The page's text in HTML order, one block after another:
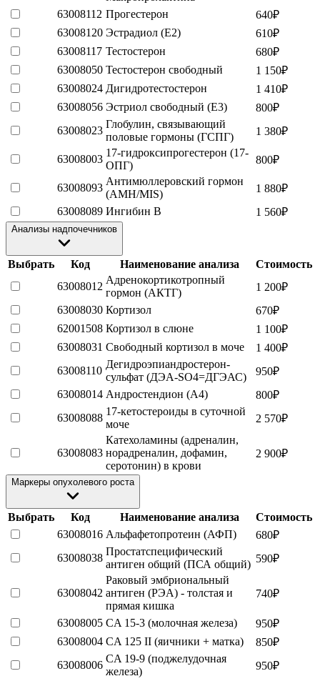
63008112 Прогестерон 640₽
63008120 Эстрадиол (E2) 610₽
63008117 Тестостерон 680₽
63008050 Тестостерон свободный 1 150₽
63008024 Дигидротестостерон 1 410₽
63008056 Эстриол свободный (Е3) 800₽
63008023
Глобулин, связывающий
половые гормоны (ГСПГ)
1 380₽
63008003
17-гидроксипрогестерон (17-
ОПГ)
800₽
63008093
Антимюллеровский гормон
(AMH/MIS)
1 880₽
63008089 Ингибин В 1 560₽
Анализы надпочечников
Выбрать Код Наименование анализа
Стоимость
63008012
Адренокортикотропный
гормон (АКТГ)
1 200₽
63008030 Кортизол 670₽
62001508 Кортизол в слюне 1 100₽
63008031 Свободный кортизол в моче 1 400₽
63008110
Дегидроэпиандростерон-
сульфат (ДЭА-SO4=ДГЭАС)
950₽
63008014 Андростендион (A4) 800₽
63008088
17-кетостероиды в суточной
моче
2 570₽
63008083
Катехоламины (адреналин,
норадреналин, дофамин,
серотонин) в крови
2 900₽
Маркеры опухолевого роста
Выбрать Код Наименование анализа
Стоимость
63008016 Альфафетопротеин (АФП) 680₽
63008038
Простатспецифический
антиген общий (ПСА общий) 590₽
63008042
Раковый эмбриональный
антиген (РЭА) - толстая и
прямая кишка
740₽
63008005 CA 15-3 (молочная железа) 950₽
63008004 CA 125 II (яичники + матка) 850₽
63008006
CA 19-9 (поджелудочная
железа)
950₽